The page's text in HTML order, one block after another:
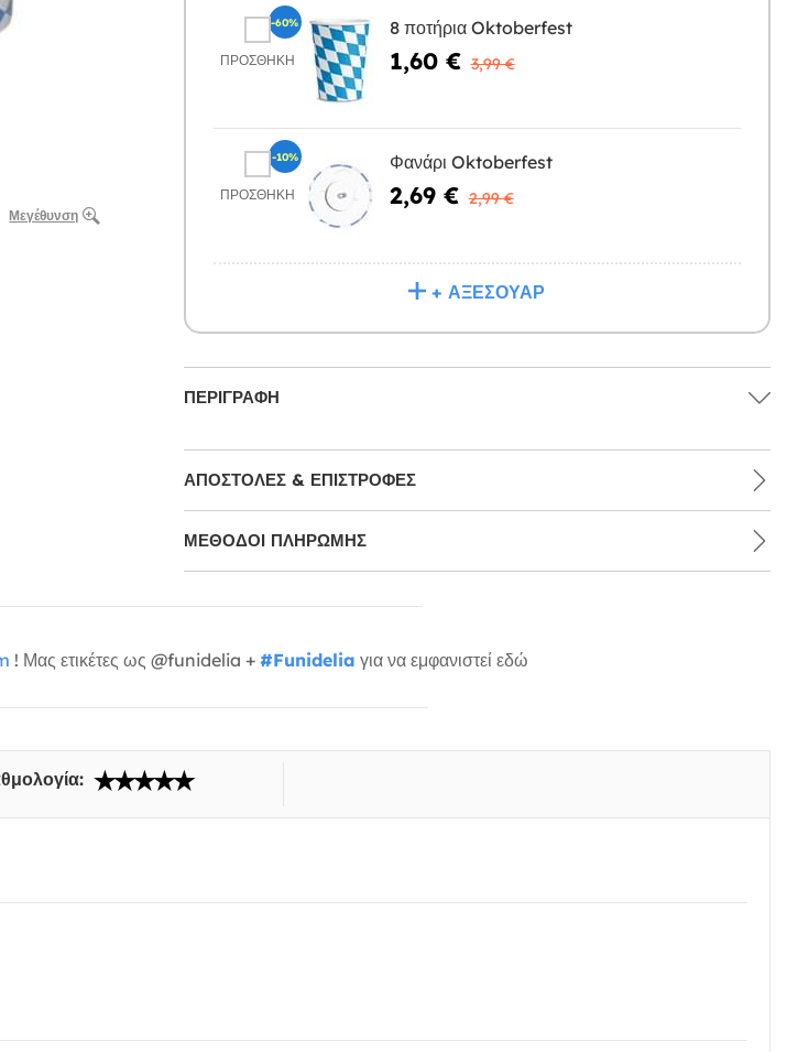
Μεγέθυνση
ΠΡΟΣΘΉΚΗ
8 ποτήρια Oktoberfest
1,60 € 3,99 €
-60%
ΠΡΟΣΘΉΚΗ
Φανάρι Oktoberfest
2,69 € 2,99 €
-10%
+ ΑΞΕΣΟΥΆΡ
ΠΕΡΙΓΡΑΦΉ
ΑΠΟΣΤΟΛΈΣ & ΕΠΙΣΤΡΟΦΈΣ
ΜΕΘΌΔΟΙ ΠΛΗΡΩΜΉΣ
! Μας ετικέτες ως @funidelia + #Funidelia για να εμφανιστεί εδώ